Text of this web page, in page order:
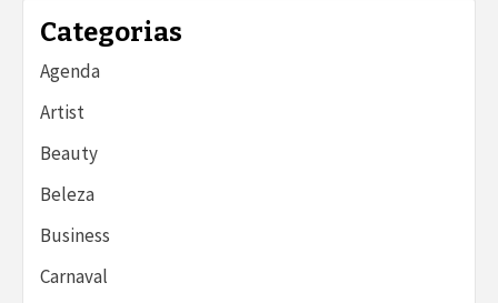
Categorias
Agenda
Artist
Beauty
Beleza
Business
Carnaval